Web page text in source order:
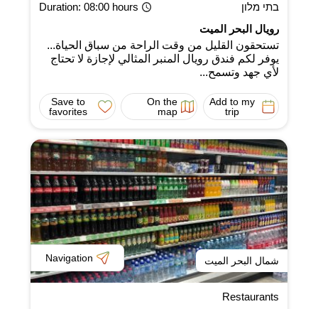
בתי מלון Duration: 08:00 hours
رويال البحر الميت
تستحقون القليل من وقت الراحة من سباق الحياة...
يوفر لكم فندق رويال المنبر المثالي لإجازة لا تحتاج
لأي جهد وتسمح...
Add to my
trip
On the
map
Save to
favorites
شمال البحر الميت Navigation
Restaurants